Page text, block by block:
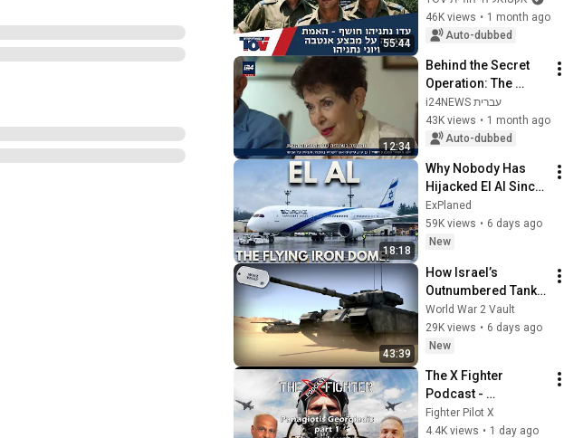
55:44
Truth About
Operation Entebbe
46K views • 1 month ago
Auto-dubbed
12:34
Behind the Secret
Operation: The
Mossad's Hidden
Plan Revealed -
After 60 Years
i24NEWS עברית
43K views • 1 month ago
Auto-dubbed
18:18
Why Nobody Has
Hijacked El Al Since
1968 Despite Being
The Most Attacked
Airline On Earth!
ExPlaned
59K views • 6 days ago
New
43:39
How Israel’s
Outnumbered Tanks
Won the Six-Day War
- The Sinai
Showdown
World War 2 Vault
29K views • 6 days ago
New
The X Fighter
Podcast -
Παναγιώτης
Γεωργιάδης - μέρος
Fighter Pilot X
4.4K views • 1 day ago